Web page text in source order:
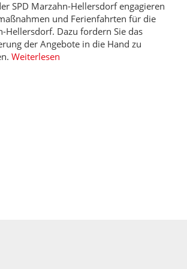
SPD Marzahn-Hellersdorf engagieren
und Ferienfahrten für die
Hellersdorf. Dazu fordern Sie das
der Angebote in die Hand zu
Weiterlesen